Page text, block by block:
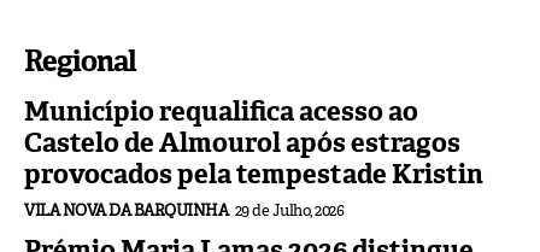
Regional
Município requalifica acesso ao
Castelo de Almourol após estragos
provocados pela tempestade Kristin
VILA NOVA DA BARQUINHA 29 de Julho, 2026